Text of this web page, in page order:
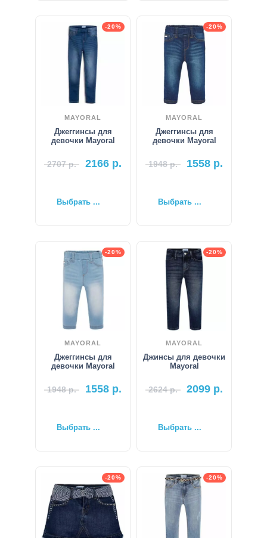
-20%
MAYORAL
Джеггинсы для
девочки Mayoral
2707р. 2166 р.
Выбрать ...
-20%
MAYORAL
Джеггинсы для
девочки Mayoral
1948р. 1558 р.
Выбрать ...
-20%
MAYORAL
Джеггинсы для
девочки Mayoral
1948р. 1558 р.
Выбрать ...
-20%
MAYORAL
Джинсы для девочки
Mayoral
2624р. 2099 р.
Выбрать ...
-20% -20%